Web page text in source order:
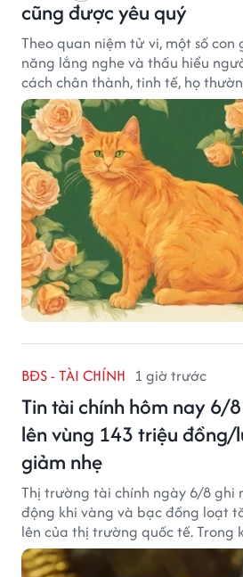
cũng được yêu quý
Theo quan niệm tử vi, một số con
năng lắng nghe và thấu hiểu
cách chân thành, tinh tế, họ
tạo dựng nhiều mối quan hệ tốt
BĐS - TÀI CHÍNH 1 giờ trước
Tin tài chính hôm nay 6/
lên vùng 143 triệu đồng/
giảm nhẹ
Thị trường tài chính ngày 6/8 ghi
động khi vàng và bạc đồng loạt
lên của thị trường quốc tế. Trong
ngân hàng tiếp tục hạ nhiệt dù
đỉnh mới.